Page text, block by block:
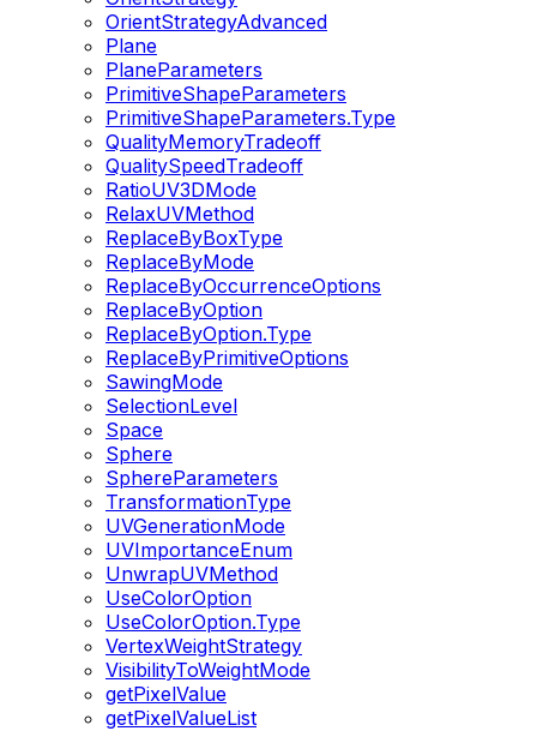
OrientStrategyAdvanced
Plane
PlaneParameters
PrimitiveShapeParameters
PrimitiveShapeParameters.Type
QualityMemoryTradeoff
QualitySpeedTradeoff
RatioUV3DMode
RelaxUVMethod
ReplaceByBoxType
ReplaceByMode
ReplaceByOccurrenceOptions
ReplaceByOption
ReplaceByOption.Type
ReplaceByPrimitiveOptions
SawingMode
SelectionLevel
Space
Sphere
SphereParameters
TransformationType
UVGenerationMode
UVImportanceEnum
UnwrapUVMethod
UseColorOption
UseColorOption.Type
VertexWeightStrategy
VisibilityToWeightMode
getPixelValue
getPixelValueList